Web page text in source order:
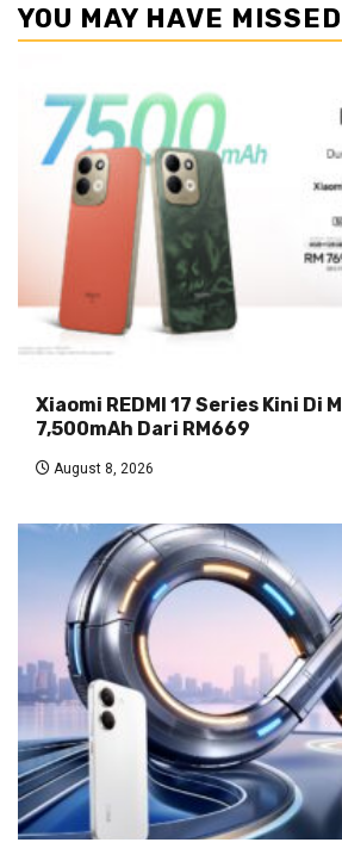
YOU MAY HAVE MISSED
Xiaomi REDMI 17 Series Kini Di
7,500mAh Dari RM669
August 8, 2026